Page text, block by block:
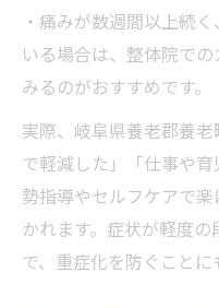
・痛みが数週間以上続
いる場合は、整体院で
みるのがおすすめです。
実際、岐阜県養老郡養
で軽減した」「仕事や
勢指導やセルフケアで
かれます。症状が軽度
で、重症化を防ぐことに